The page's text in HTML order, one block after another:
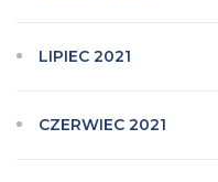
LIPIEC 2021
CZERWIEC 2021